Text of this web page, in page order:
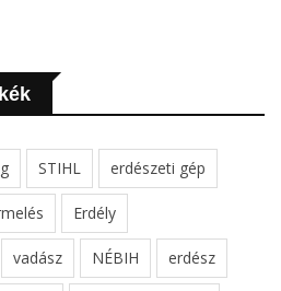
STIHL erdészeti gép
Erdély
vadász NÉBIH erdész